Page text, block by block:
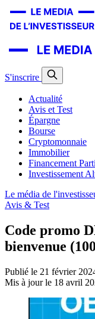
S'inscrire
Actualité
Avis et Test
Épargne
Bourse
Cryptomonnaie
Immobilier
Financement
Investissement
Le média de
Avis & Test
Code promo
bienvenue
Publié le 21 février
Mis à jour le 18 avril